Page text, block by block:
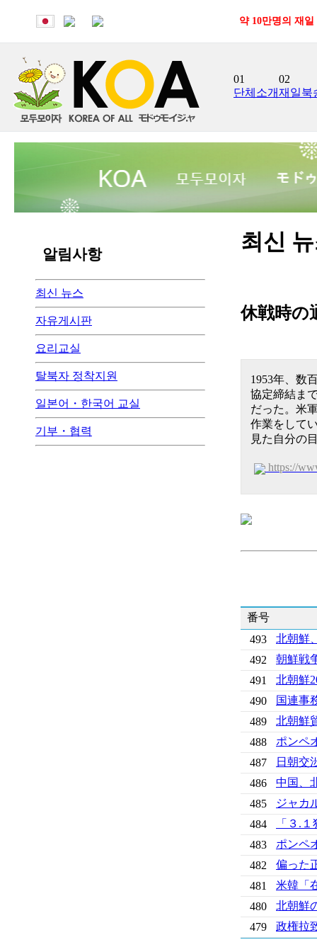
약 10만명의 재
01
단체소개
02
재일북
알림사항
최신 뉴스
자유게시판
요리교실
탈북자 정착지원
일본어・한국어 교실
기부・협력
최신
休戦時の
1953年、数
協定締結ま
だった。米
作業をして
見た自分の
https://
番号
493
北朝鮮
492
朝鮮戦
491
北朝鮮
490
国連事
489
北朝鮮
488
ポンペ
487
日朝交
486
中国、
485
ジャカ
484
「３.
483
ポンペ
482
偏った
481
米韓「
480
北朝鮮
479
政権拉